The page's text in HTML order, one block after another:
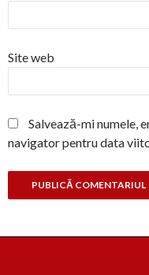
Site web
Salvează-mi numele,
navigator pentru data